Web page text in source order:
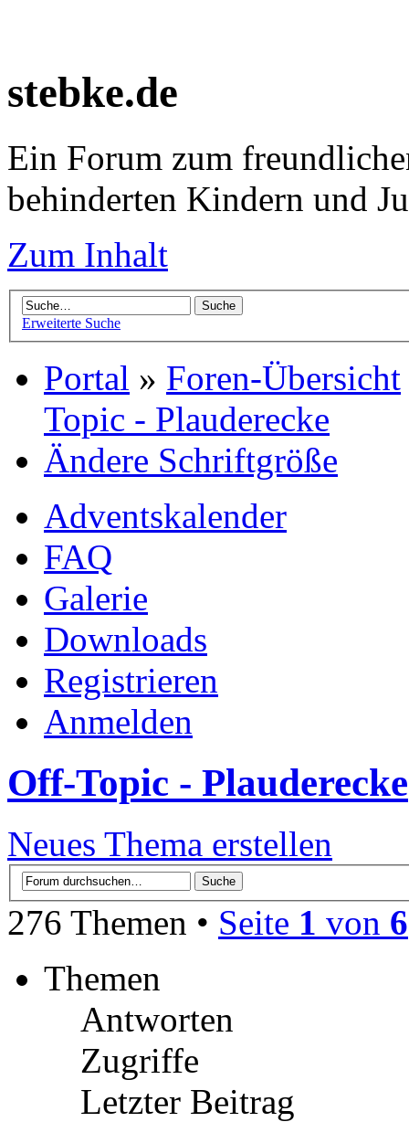
stebke.de
Ein Forum zum
behinderten Kindern und
Zum Inhalt
Erweiterte Suche
Portal » Foren-Übersicht
Topic - Plauderecke
Ändere Schriftgröße
Adventskalender
FAQ
Galerie
Downloads
Registrieren
Anmelden
Off-Topic - Plauderecke
Neues Thema erstellen
276 Themen • Seite 1 von 6
Themen
Antworten
Zugriffe
Letzter Beitrag